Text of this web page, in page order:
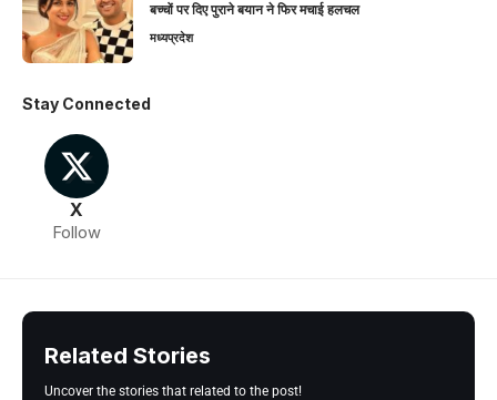
बच्चों पर दिए पुराने बयान ने फिर मचाई हलचल
मध्यप्रदेश
Stay Connected
X
Follow
Related Stories
Uncover the stories that related to the post!